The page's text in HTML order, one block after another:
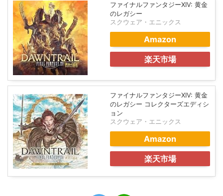
ファイナルファンタジーXIV: 黄金
のレガシー
スクウェア・エニックス
Amazon
楽天市場
ファイナルファンタジーXIV: 黄金
のレガシー コレクターズエディシ
ョン
スクウェア・エニックス
Amazon
楽天市場